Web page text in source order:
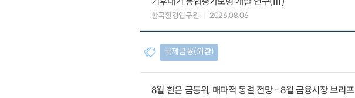
한국환경연구원 2026.08.06
국제금융(외환)
8월 한은 금통위, 매파적 동결 전망 - 8월 금융시장 브리프